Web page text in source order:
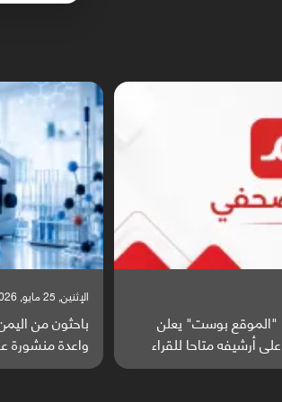
ألزهايمر بدراسة
السبت, 23 مايو, 2026
صراع دولي
ساحة مواجهة